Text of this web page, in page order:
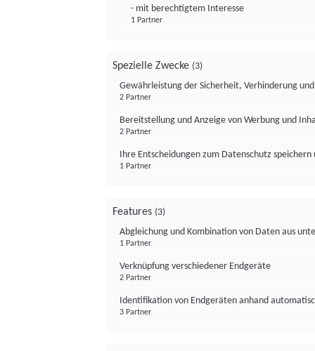
- mit berechtigtem Interesse
1 Partner
Spezielle Zwecke (3)
Gewährleistung der Sicherheit, Verhinderung
2 Partner
Bereitstellung und Anzeige von Werbung und
2 Partner
Ihre Entscheidungen zum Datenschutz
1 Partner
Features (3)
Abgleichung und Kombination von Daten aus
1 Partner
Verknüpfung verschiedener Endgeräte
2 Partner
Identifikation von Endgeräten anhand
3 Partner